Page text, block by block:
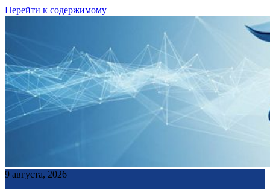
Перейти к содержимому
9 августа, 2026